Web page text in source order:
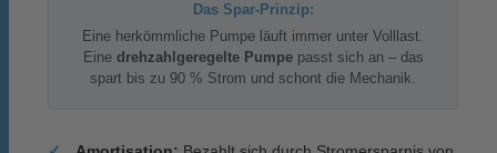
Das Spar-Prinzip:
Eine herkömmliche Pumpe läuft immer unter Volllast.
Eine drehzahlgeregelte Pumpepasst sich an – das
spart bis zu 90 % Strom und schont die Mechanik.